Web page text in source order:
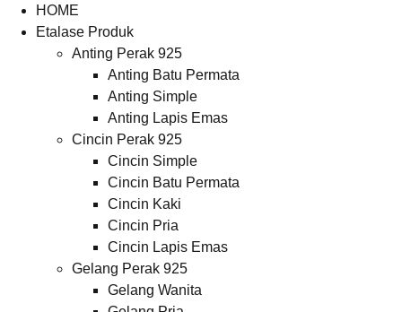
HOME
Etalase Produk
Anting Perak 925
Anting Batu Permata
Anting Simple
Anting Lapis Emas
Cincin Perak 925
Cincin Simple
Cincin Batu Permata
Cincin Kaki
Cincin Pria
Cincin Lapis Emas
Gelang Perak 925
Gelang Wanita